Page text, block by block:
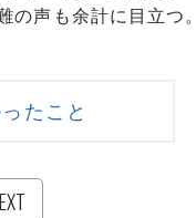
の声も余計に目立つ。
たこと